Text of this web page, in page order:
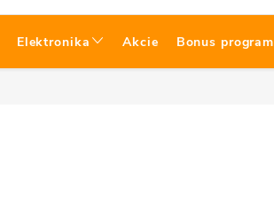
Elektronika Akcie Bonus program